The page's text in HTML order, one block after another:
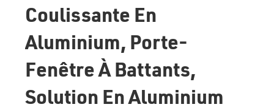
Coulissante En
Aluminium, Porte-
Fenêtre À Battants,
Solution En Aluminium